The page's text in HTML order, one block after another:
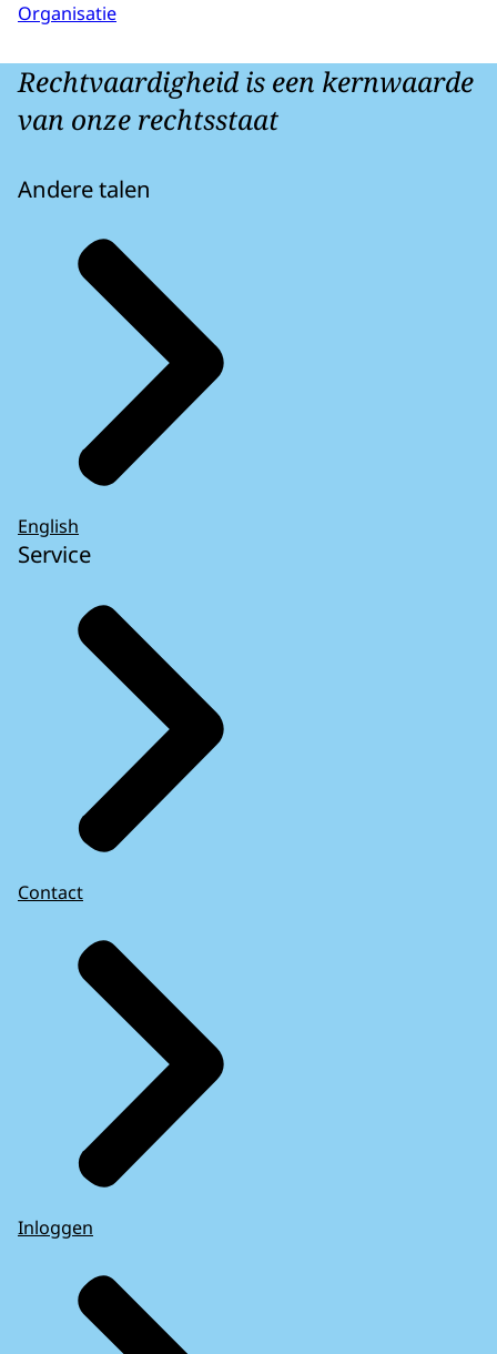
Organisatie
Rechtvaardigheid is een kernwaarde
van onze rechtsstaat
Andere talen
English
Service
Contact
Inloggen